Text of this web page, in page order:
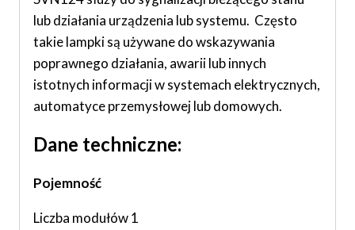
lub działania urządzenia lub systemu. Często
takie lampki są używane do wskazywania
poprawnego działania, awarii lub innych
istotnych informacji w systemach elektrycznych,
automatyce przemysłowej lub domowych.
Dane techniczne:
Pojemność
Liczba modułów 1